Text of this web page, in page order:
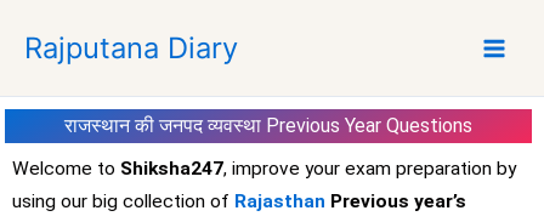
p
Rajputana Diary
राजस्थान की जनपद व्यवस्था Previous Year Questions
Welcome to Shiksha247, improve your exam preparation by
using our big collection of Rajasthan Previous year’s